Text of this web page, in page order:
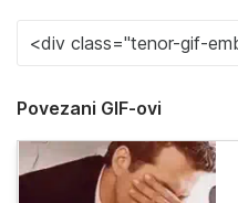
Povezani GIF-ovi